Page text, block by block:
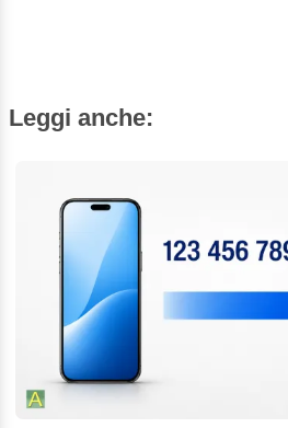
Leggi anche: